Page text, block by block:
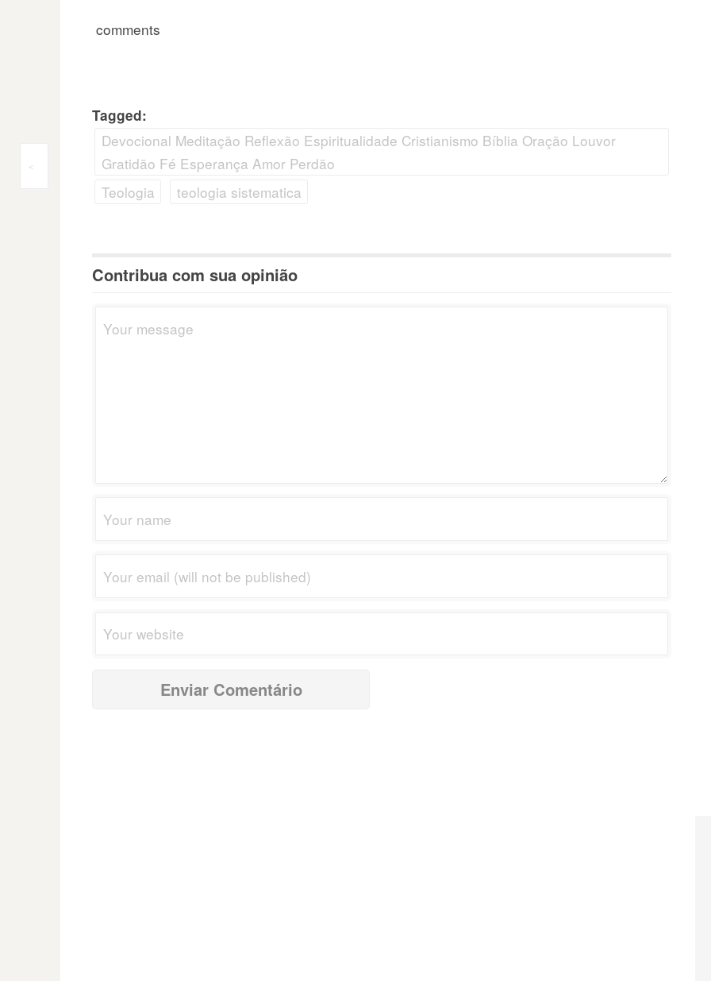
Navegação
Post
<
comments
Tagged:
Devocional Meditação Reflexão Espiritualidade Cristianismo Bíblia Oração Louvor
Gratidão Fé Esperança Amor Perdão
Teologia
teologia sistematica
Contribua com sua opinião